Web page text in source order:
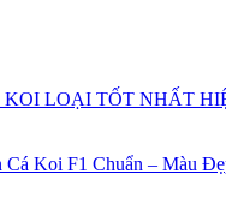
LOẠI TỐT NHẤT
Cá Koi F1 Chuẩn – Màu